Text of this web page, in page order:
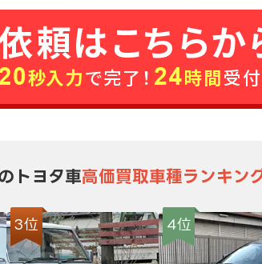
トヨタ車高価買取車種ランキン
3位 4位